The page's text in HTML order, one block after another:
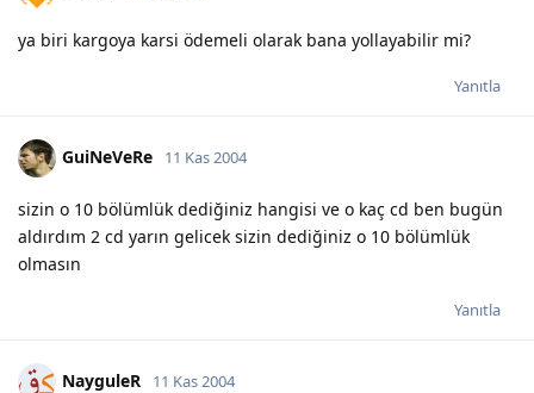
ya biri kargoya karsi ödemeli olarak bana yollayabilir mi?
Yanıtla
GuiNeVeRe 11 Kas 2004
sizin o 10 bölümlük dediğiniz hangisi ve o kaç cd ben bugün
aldırdım 2 cd yarın gelicek sizin dediğiniz o 10 bölümlük
olmasın
Yanıtla
NayguleR 11 Kas 2004